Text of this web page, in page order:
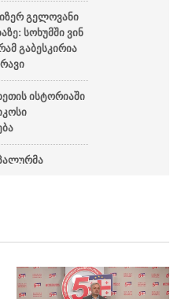
გელოვანი
სოხუმში ვინ
გაბესკირია
ისტორიაში
მე
გიორგი